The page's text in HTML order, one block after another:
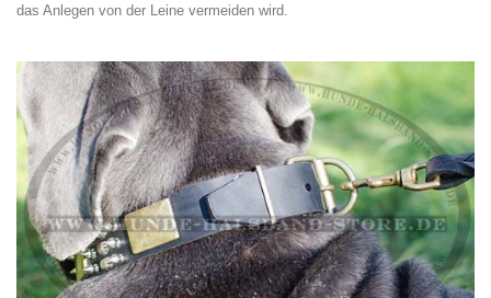
das Anlegen von der Leine vermeiden wird.